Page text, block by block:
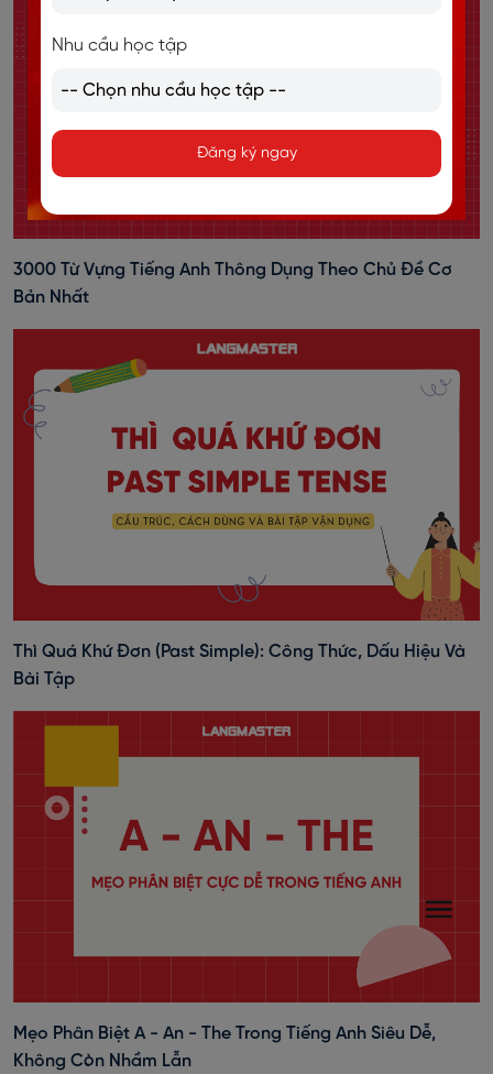
3000 Từ Vựng Tiếng Anh Thông Dụng Theo Chủ Đề Cơ
Bản Nhất
Thì Quá Khứ Đơn (past Simple): Công Thức, Dấu Hiệu Và
Bài Tập
Mẹo Phân Biệt A - An - The Trong Tiếng Anh Siêu Dễ,
Không Còn Nhầm Lẫn
Nhu cầu học tập
Đăng ký ngay